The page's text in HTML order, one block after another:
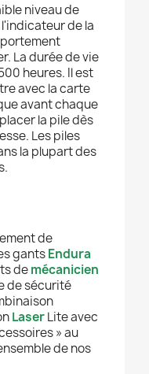
niveau de
de la
La durée de vie
heures. Il est
avec la carte
avant chaque
la pile dès
Les piles
la plupart des
de
gantsEndura
demécanicien
de sécurité
LaserLite avec
» au
de nos